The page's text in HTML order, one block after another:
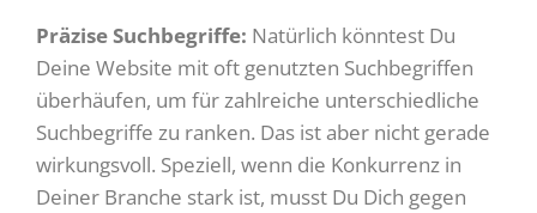
Präzise Suchbegriffe: Natürlich könntest Du
Deine Website mit oft genutzten Suchbegriffen
überhäufen, um für zahlreiche unterschiedliche
Suchbegriffe zu ranken. Das ist aber nicht gerade
wirkungsvoll. Speziell, wenn die Konkurrenz in
Deiner Branche stark ist, musst Du Dich gegen